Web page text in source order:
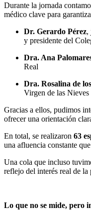
Durante la jornada
médico clave para
Dr. Gerardo Pérez,
y presidente del
Dra. Ana
Real
Dra. Rosalina de
Virgen de las Nieves
Gracias a ellos, pudimos
ofrecer una orientación
En total, se realizaron 63
una afluencia constante
Una cola que incluso
reflejo del interés real de la
Lo que no se mide, pero